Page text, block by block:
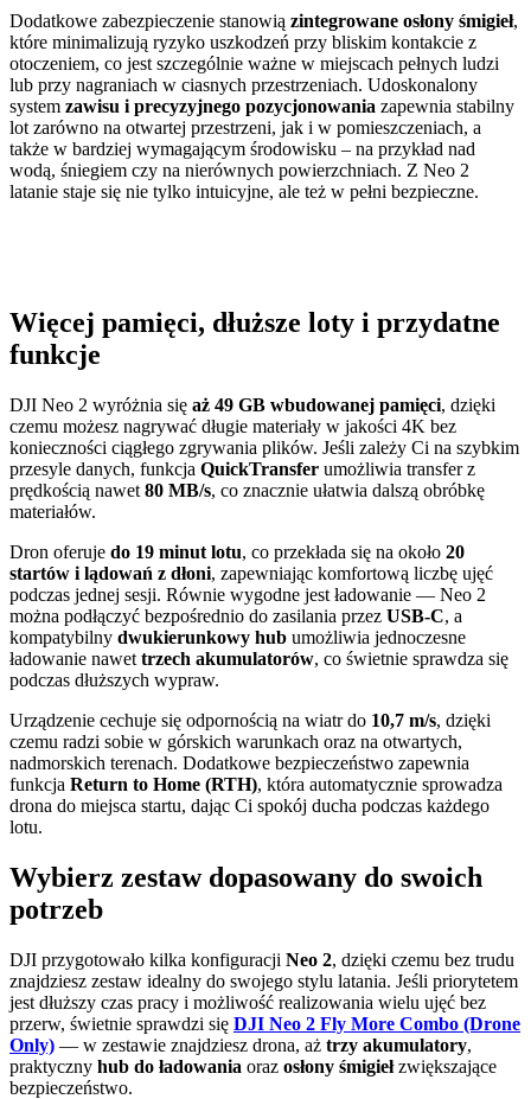
Dodatkowe zabezpieczenie stanowią zintegrowane osłony śmigieł,
które minimalizują ryzyko uszkodzeń przy bliskim kontakcie z
otoczeniem, co jest szczególnie ważne w miejscach pełnych ludzi
lub przy nagraniach w ciasnych przestrzeniach. Udoskonalony
system zawisu i precyzyjnego pozycjonowania zapewnia stabilny
lot zarówno na otwartej przestrzeni, jak i w pomieszczeniach, a
także w bardziej wymagającym środowisku – na przykład nad
wodą, śniegiem czy na nierównych powierzchniach. Z Neo 2
latanie staje się nie tylko intuicyjne, ale też w pełni bezpieczne.
Więcej pamięci, dłuższe loty i przydatne
funkcje
DJI Neo 2 wyróżnia się aż 49 GB wbudowanej pamięci, dzięki
czemu możesz nagrywać długie materiały w jakości 4K bez
konieczności ciągłego zgrywania plików. Jeśli zależy Ci na szybkim
przesyle danych, funkcja QuickTransfer umożliwia transfer z
prędkością nawet 80 MB/s, co znacznie ułatwia dalszą obróbkę
materiałów.
Dron oferuje do 19 minut lotu, co przekłada się na około 20
startów i lądowań z dłoni, zapewniając komfortową liczbę ujęć
podczas jednej sesji. Równie wygodne jest ładowanie — Neo 2
można podłączyć bezpośrednio do zasilania przez USB-C, a
kompatybilny dwukierunkowy hub umożliwia jednoczesne
ładowanie nawet trzech akumulatorów, co świetnie sprawdza się
podczas dłuższych wypraw.
Urządzenie cechuje się odpornością na wiatr do 10,7 m/s, dzięki
czemu radzi sobie w górskich warunkach oraz na otwartych,
nadmorskich terenach. Dodatkowe bezpieczeństwo zapewnia
funkcja Return to Home (RTH), która automatycznie sprowadza
drona do miejsca startu, dając Ci spokój ducha podczas każdego
lotu.
Wybierz zestaw dopasowany do swoich
potrzeb
DJI przygotowało kilka konfiguracji Neo 2, dzięki czemu bez trudu
znajdziesz zestaw idealny do swojego stylu latania. Jeśli priorytetem
jest dłuższy czas pracy i możliwość realizowania wielu ujęć bez
przerw, świetnie sprawdzi się DJI Neo 2 Fly More Combo (Drone
Only) — w zestawie znajdziesz drona, aż trzy akumulatory,
praktyczny hub do ładowania oraz osłony śmigiełzwiększające
bezpieczeństwo.